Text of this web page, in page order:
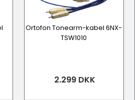
Ortofon Tonearm-kabel 6NX-
TSW1010
2.299 DKK